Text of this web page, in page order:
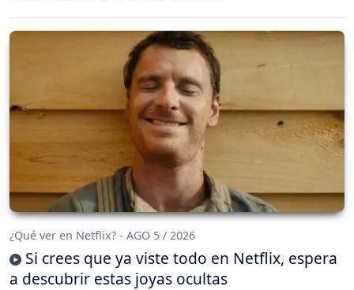
¿Qué ver en Netflix? - AGO 5 / 2026
Si crees que ya viste todo en Netflix, espera
a descubrir estas joyas ocultas